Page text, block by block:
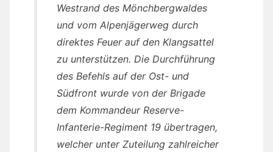
Westrand des Mönchbergwaldes
und vom Alpenjägerweg durch
direktes Feuer auf den Klangsattel
zu unterstützen. Die Durchführung
des Befehls auf der Ost- und
Südfront wurde von der Brigade
dem Kommandeur Reserve-
Infanterie-Regiment 19 übertragen,
welcher unter Zuteilung zahlreicher